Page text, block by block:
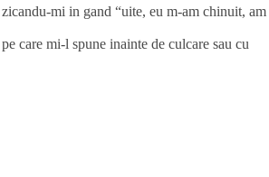
mi in gand “uite, eu m-am chinuit, am
care mi-l spune inainte de culcare sau cu